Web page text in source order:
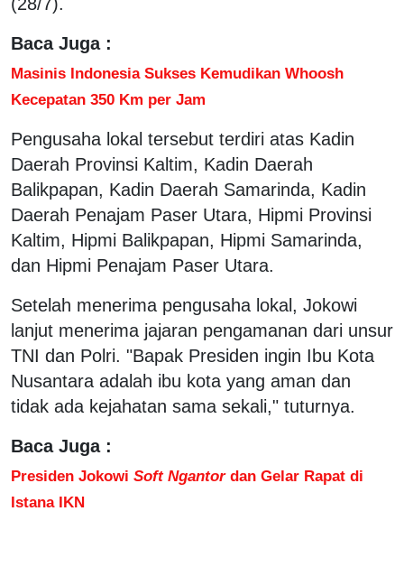
Baca Juga :
Masinis Indonesia Sukses Kemudikan Whoosh
Kecepatan 350 Km per Jam
Pengusaha lokal tersebut terdiri atas Kadin
Daerah Provinsi Kaltim, Kadin Daerah
Balikpapan, Kadin Daerah Samarinda, Kadin
Daerah Penajam Paser Utara, Hipmi Provinsi
Kaltim, Hipmi Balikpapan, Hipmi Samarinda,
dan Hipmi Penajam Paser Utara.
Setelah menerima pengusaha lokal, Jokowi
lanjut menerima jajaran pengamanan dari unsur
TNI dan Polri. "Bapak Presiden ingin Ibu Kota
Nusantara adalah ibu kota yang aman dan
tidak ada kejahatan sama sekali," tuturnya.
Baca Juga :
Presiden Jokowi Soft Ngantor dan Gelar Rapat di
Istana IKN